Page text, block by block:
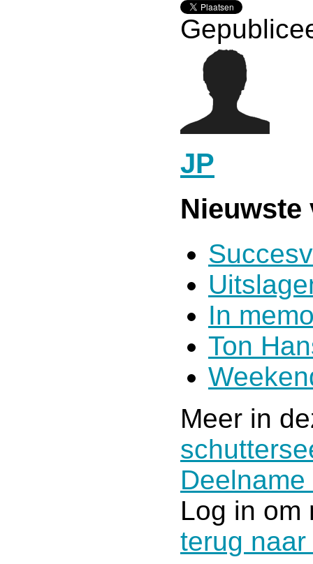
JP
Nieuwste
In
Ton
Meer in
Log in om
terug